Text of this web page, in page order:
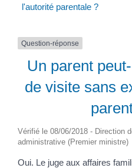
l'autorité parentale ?
Question-réponse
Un parent
de visite sans
Vérifié le 08/06/2018 - Direction
administrative (Premier ministre)
Oui. Le juge aux affaires